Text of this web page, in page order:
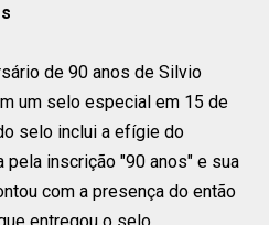
de 90 anos de Silvio
um selo especial em 15 de
selo inclui a efígie do
pela inscrição "90 anos" e sua
com a presença do então
entregou o selo